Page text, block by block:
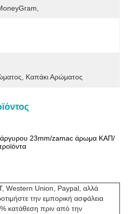
Καπάκι Αρώματος
23mm/zamac άρωμα ΚΑΠ/
Western Union, Paypal, αλλά
την εμπορική ασφάλεια
κατάθεση πριν από την